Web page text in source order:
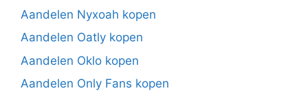
Aandelen Nyxoah kopen
Aandelen Oatly kopen
Aandelen Oklo kopen
Aandelen Only Fans kopen